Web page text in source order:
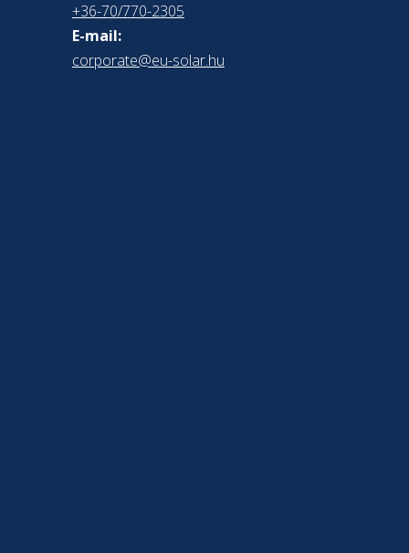
+36-70/770-2305
E-mail:
corporate@eu-solar.hu